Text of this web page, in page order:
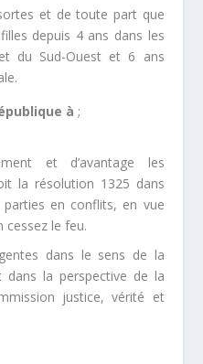
et de toute part que
depuis 4 ans dans les
du Sud-Ouest et 6 ans
à;
et d’avantage les
la résolution 1325 dans
en conflits, en vue
cessez le feu.
dans le sens de la
dans la perspective de la
justice, vérité et